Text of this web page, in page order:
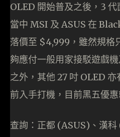
OLED 開始普及之後，3 代
當中 MSI 及 ASUS 在
落價至 $4,999，雖然規格
夠應付一般用家接駁遊戲
之外，其他 27 吋 OLED
前入手打機，目前黑五優
查詢：正都 (ASUS)、漢